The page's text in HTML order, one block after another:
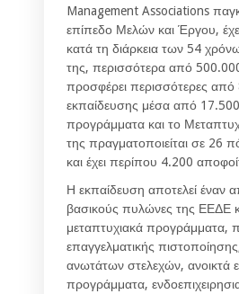
Management Associations
επίπεδο Μελών και Έργου,
κατά τη διάρκεια των 54
της, περισσότερα από 500.000
προσφέρει περισσότερες
εκπαίδευσης μέσα από 17.500
προγράμματα και το
της πραγματοποιείται σε 26
και έχει περίπου 4.200
Η εκπαίδευση αποτελεί έναν
βασικούς πυλώνες της ΕΕΔΕ
μεταπτυχιακά προγράμματα,
επαγγελματικής
ανωτάτων στελεχών, ανοικτά
προγράμματα,